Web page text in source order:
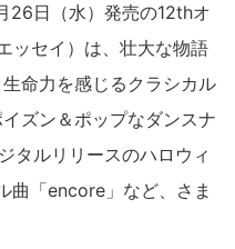
26日（水）発売の12thオ
ッセイ）は、壮大な物語
命力を感じるクラシカル
ズン＆ポップなダンスナ
タルリリースのハロウィ
曲「encore」など、さま